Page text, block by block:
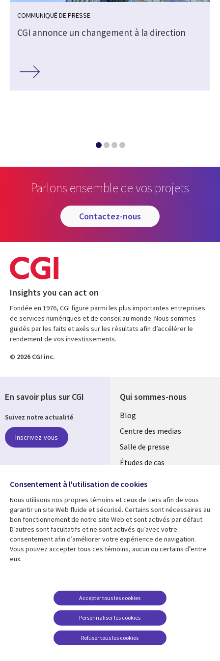
COMMUNIQUÉ DE PRESSE
CGI annonce un changement à la direction
Parlons ensemble de vos projets
contactez-nous
Insights you can act on
Fondée en 1976, CGI figure parmi les plus importantes entreprises
de services numériques et de conseil au monde. Nous sommes
guidés par les faits et axés sur les résultats afin d’accélérer le
rendement de vos investissements.
© 2026 CGI inc.
Qui sommes-nous
Useful
links
MAROC
Blog
Centre des medias
Salle de presse
Études de cas
Ressources
Library
Morocco
Articles
Études de cas
Points de vue
Support
Restrictions et
conditions juridiques
Centre de gestion des
témoins
En savoir plus sur CGI
Suivez notre actualité
Inscrivez-vous
réseaux
Social
Media
MAROC
Consentement à l'utilisation de cookies
Nous utilisons nos propres témoins et ceux de tiers afin de vous
garantir un site Web fluide et sécurisé. Certains sont nécessaires au
bon fonctionnement de notre site Web et sont activés par défaut.
D’autres sont facultatifs et ne sont activés qu’avec votre
consentement afin d’améliorer votre expérience de navigation.
Vous pouvez accepter tous ces témoins, aucun ou certains d’entre
eux.
Personnaliser les cookies
Accepter tous les cookies
Refuser tous les cookies